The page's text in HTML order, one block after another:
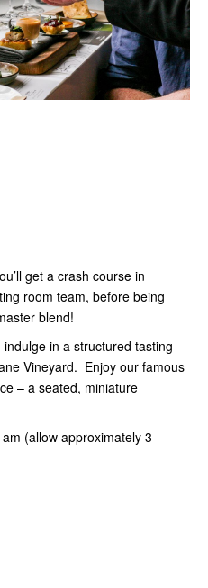
get a crash course in
room team, before being
blend!
in a structured tasting
Vineyard. Enjoy our famous
– a seated, miniature
(allow approximately 3